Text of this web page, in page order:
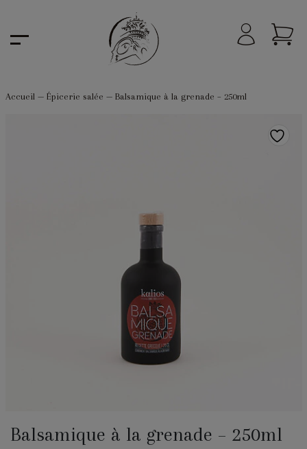
Accueil— Épicerie salée — Balsamique à la grenade – 250ml
Balsamique à la grenade – 250ml